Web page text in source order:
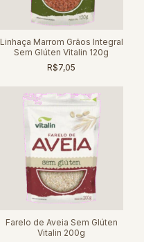
Linhaça Marrom Grãos Integral
Sem Glúten Vitalin 120g
R$7,05
Farelo de Aveia Sem Glúten
Vitalin 200g